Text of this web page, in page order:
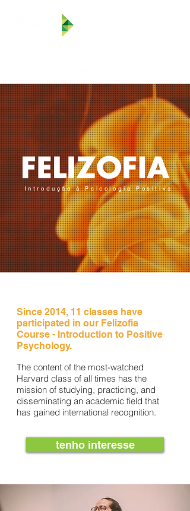
Introdução à Psicologia Positiva
Since 2014, 11 classes have
participated in our Felizofia
Course - Introduction to Positive
Psychology.
The content of the most-watched
Harvard class of all times has the
mission of studying, practicing, and
disseminating an academic field that
has gained international recognition.
tenho interesse